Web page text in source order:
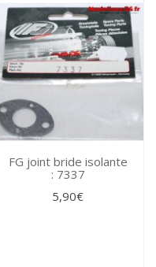
FG joint bride isolante
: 7337
5,90€